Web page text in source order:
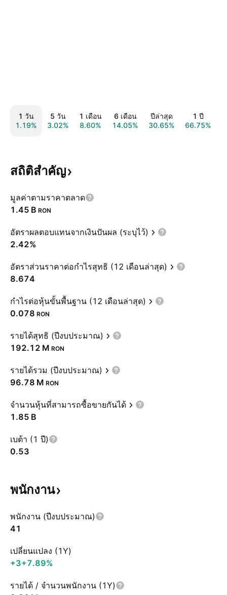
1 วัน
1.19%
5 วัน
3.02%
1 เดือน
8.60%
6 เดือน
14.05%
ปีล่าสุด
30.65%
1 ปี
66.75%
สถิติสำคัญ
มูลค่าตามราคาตลาด
‪1.45 B‬ RON
อัตราผลตอบแทนจากเงินปันผล (ระบุไว้)
2.42%
อัตราส่วนราคาต่อกำไรสุทธิ (12 เดือนล่าสุด)
8.674
กำไรต่อหุ้นขั้นพื้นฐาน (12 เดือนล่าสุด)
0.078 RON
รายได้สุทธิ (ปีงบประมาณ)
‪192.12 M‬ RON
รายได้รวม (ปีงบประมาณ)
‪96.78 M‬ RON
จำนวนหุ้นที่สามารถซื้อขายกันได้
‪1.85 B‬
เบต้า (1 ปี)
0.53
พนักงาน
พนักงาน (ปีงบประมาณ)
41
เปลี่ยนแปลง (1Y)
+3+7.89%
รายได้ / จำนวนพนักงาน (1Y)